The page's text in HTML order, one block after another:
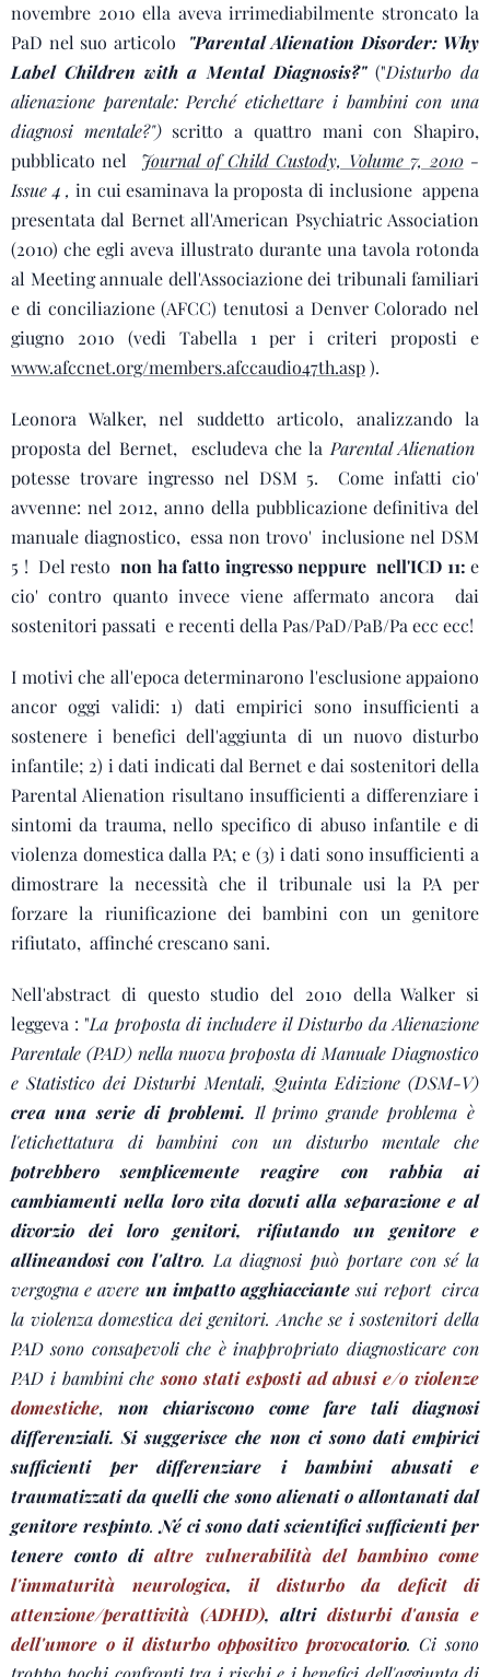
novembre 2010 ella aveva irrimediabilmente stroncato la
PaD nel suo articolo
"Parental Alienation Disorder: Why
Label Children with a Mental Diagnosis?"("Disturbo da
alienazione parentale: Perché etichettare i bambini con una
diagnosi mentale?")scritto a quattro mani con Shapiro,
pubblicato nel
Journal of Child Custody, Volume 7, 2010-
Issue 4 , in cui esaminava la proposta di inclusione appena
presentata dal Bernet all'American Psychiatric Association
(2010) che egli aveva illustrato durante una tavola rotonda
al Meeting annuale dell'Associazione dei tribunali familiari
e di conciliazione (AFCC) tenutosi a Denver Colorado nel
giugno 2010 (vedi Tabella 1 per i criteri proposti e
www.afccnet.org/members.afccaudio47th.asp).
Leonora Walker, nel suddetto articolo, analizzando la
proposta del Bernet, escludeva che la Parental Alienation
potesse trovare ingresso nel DSM 5. Come infatti cio'
avvenne: nel 2012, anno della pubblicazione definitiva del
manuale diagnostico, essa non trovo' inclusione nel DSM
5 ! Del resto non ha fatto ingresso neppure nell'ICD 11: e
cio' contro quanto invece viene affermato ancora dai
sostenitori passati e recenti della Pas/PaD/PaB/Pa ecc ecc!
I motivi che all'epoca determinarono l'esclusione appaiono
ancor oggi validi: 1) dati empirici sono insufficienti a
sostenere i benefici dell'aggiunta di un nuovo disturbo
infantile; 2) i dati indicati dal Bernet e dai sostenitori della
Parental Alienation risultano insufficienti a differenziare i
sintomi da trauma, nello specifico di abuso infantile e di
violenza domestica dalla PA; e (3) i dati sono insufficienti a
dimostrare la necessità che il tribunale usi la PA per
forzare la riunificazione dei bambini con un genitore
rifiutato, affinché crescano sani.
Nell'abstract di questo studio del 2010 della Walker si
leggeva : "La proposta di includere il Disturbo da Alienazione
Parentale (PAD) nella nuova proposta di Manuale Diagnostico
e Statistico dei Disturbi Mentali, Quinta Edizione (DSM-V)
crea una serie di problemi. Il primo grande problema è
l'etichettatura di bambini con un disturbo mentale che
potrebbero semplicemente reagire con rabbia ai
cambiamenti nella loro vita dovuti alla separazione e al
divorzio dei loro genitori, rifiutando un genitore e
allineandosi con l'altro. La diagnosi può portare con sé la
vergogna e avere un impatto agghiacciantesui report circa
la violenza domestica dei genitori. Anche se i sostenitori della
PAD sono consapevoli che è inappropriato diagnosticare con
PAD i bambini chesono stati esposti ad abusi e/o violenze
domestiche,non chiariscono come fare tali diagnosi
differenziali. Si suggerisce che non ci sono dati empirici
sufficienti per differenziare i bambini abusati e
traumatizzati da quelli che sono alienati o allontanati dal
genitore respinto.Né ci sono dati scientifici sufficienti per
tenere conto dialtre vulnerabilità del bambino come
l'immaturità neurologica, il disturbo da deficit di
attenzione/perattività (ADHD), altri disturbi d'ansia e
dell'umore o il disturbo oppositivo provocatorio. Ci sono